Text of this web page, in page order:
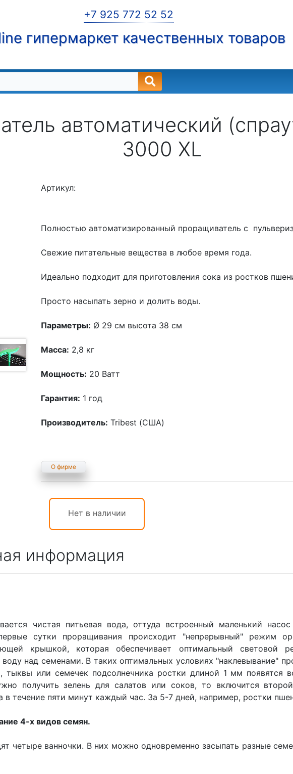
+7 925 772 52 52
гипермаркет качественных товаров
автоматический
3000 XL
Артикул:
Полностью автоматизированный проращиватель с
Свежие питательные вещества в любое время года.
Идеально подходит для приготовления сока из ростков
Просто насыпать зерно и долить воды.
Параметры: Ø 29 см высота 38 см
Масса: 2,8 кг
Мощность: 20 Ватт
Гарантия: 1 год
Производитель: Tribest (США)
О фирме
Нет в наличии
информация
чистая питьевая вода, оттуда встроенный маленький
сутки проращивания происходит "непрерывный" режим
крышкой, которая обеспечивает оптимальный световой
воду над семенами. В таких оптимальных условиях "наклевывание"
тыквы или семечек подсолнечника ростки длиной 1 мм появятся
получить зелень для салатов или соков, то включится
течение пяти минут каждый час. За 5-7 дней, например, ростки
4-х видов семян.
четыре ванночки. В них можно одновременно засыпать разные